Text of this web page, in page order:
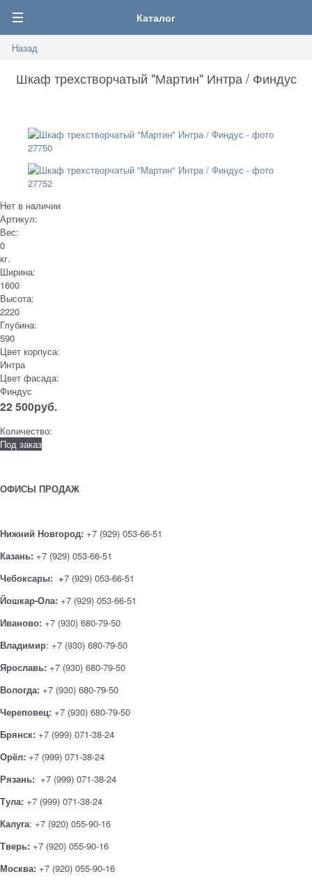
Каталог
Назад
Шкаф трехстворчатый "Мартин" Интра / Финдус
Нет в наличии
Артикул:
Вес:
0
кг.
Ширина:
1600
Высота:
2220
Глубина:
590
Цвет корпуса:
Интра
Цвет фасада:
Финдус
22 500руб.
Количество:
Под заказ
ОФИСЫ ПРОДАЖ
Нижний Новгород: +7 (929) 053-66-51
Казань: +7 (929) 053-66-51
Чебоксары: +7 (929) 053-66-51
Йошкар-Ола: +7 (929) 053-66-51
Иваново: +7 (930) 680-79-50
Владимир: +7 (930) 680-79-50
Ярославь: +7 (930) 680-79-50
Вологда: +7 (930) 680-79-50
Череповец: +7 (930) 680-79-50
Брянск: +7 (999) 071-38-24
Орёл: +7 (999) 071-38-24
Рязань: +7 (999) 071-38-24
Тула: +7 (999) 071-38-24
Калуга: +7 (920) 055-90-16
Тверь: +7 (920) 055-90-16
Москва: +7 (920) 055-90-16